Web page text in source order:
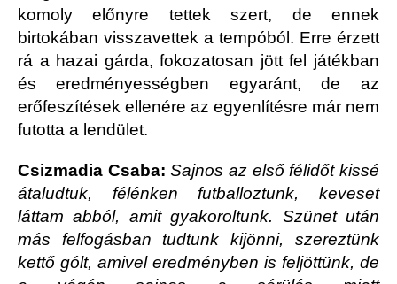
komoly előnyre tettek szert, de ennek
birtokában visszavettek a tempóból. Erre érzett
rá a hazai gárda, fokozatosan jött fel játékban
és eredményességben egyaránt, de az
erőfeszítések ellenére az egyenlítésre már nem
futotta a lendület.
Csizmadia Csaba: Sajnos az első félidőt kissé
átaludtuk, félénken futballoztunk, keveset
láttam abból, amit gyakoroltunk. Szünet után
más felfogásban tudtunk kijönni, szereztünk
kettő gólt, amivel eredményben is feljöttünk, de